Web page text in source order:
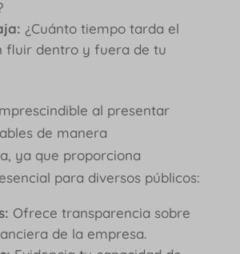
¿Cuánto tiempo tarda el
fluir dentro y fuera de tu
al presentar
de manera
ya que proporciona
para diversos públicos:
Ofrece transparencia sobre
de la empresa.